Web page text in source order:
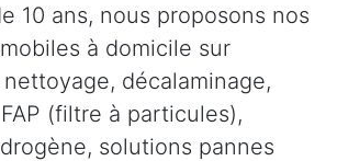
10 ans, nous proposons nos
à domicile sur
décalaminage,
(filtre à particules),
solutions pannes